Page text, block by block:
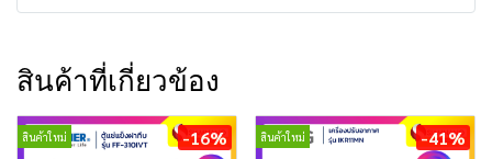
สินค้าที่เกี่ยวข้อง
สินค้าใหม่ -16% สินค้าใหม่ -41%